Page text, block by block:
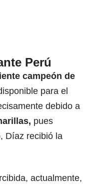
Perú
campeón de
para el
debido a
pues
Díaz recibió la
actualmente,